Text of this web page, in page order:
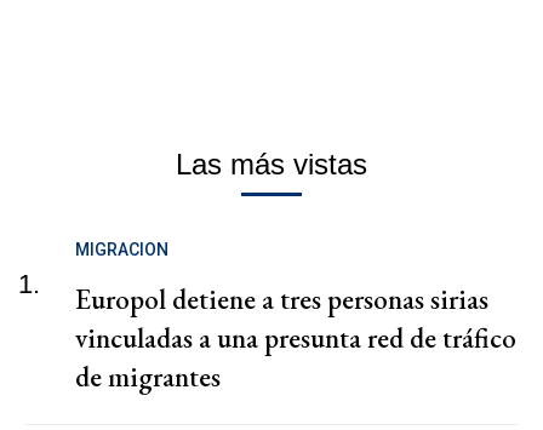
Las más vistas
1.
MIGRACION
Europol detiene a tres personas sirias
vinculadas a una presunta red de tráfico
de migrantes